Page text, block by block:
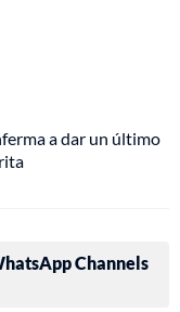
a dar un último
Channels